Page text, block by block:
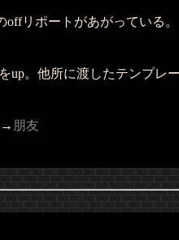
offリポートがあがっている。
。他所に渡したテンプレ
→ 朋友